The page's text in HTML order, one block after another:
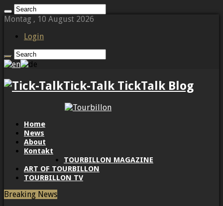
Montag , 10 August 2026
Login
Tick-Talk TickTalk Blog
Home
News
About
Kontakt
TOURBILLON MAGAZINE
ART OF TOURBILLON
TOURBILLON TV
Breaking News